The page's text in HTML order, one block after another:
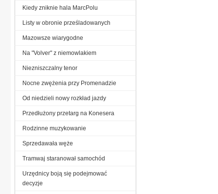
Kiedy zniknie hala MarcPolu
Listy w obronie prześladowanych
Mazowsze wiarygodne
Na "Volver" z niemowlakiem
Niezniszczalny tenor
Nocne zwężenia przy Promenadzie
Od niedzieli nowy rozkład jazdy
Przedłużony przetarg na Konesera
Rodzinne muzykowanie
Sprzedawała węże
Tramwaj staranował samochód
Urzędnicy boją się podejmować
decyzje